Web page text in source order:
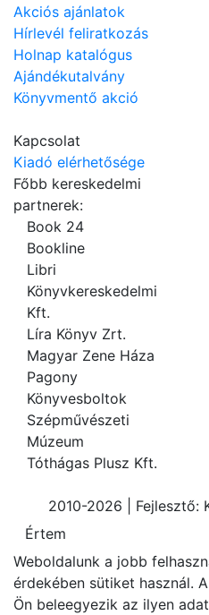
Akciós ajánlatok
Hírlevél feliratkozás
Holnap katalógus
Ajándékutalvány
Könyvmentő akció
Kapcsolat
Kiadó elérhetősége
Főbb kereskedelmi
partnerek:
Book 24
Bookline
Libri
Könyvkereskedelmi
Kft.
Líra Könyv Zrt.
Magyar Zene Háza
Pagony
Könyvesboltok
Szépművészeti
Múzeum
Tóthágas Plusz Kft.
2010-2026 | Fejlesztő:
Weboldalunk a jobb
érdekében sütiket használ.
Ön beleegyezik az ilyen